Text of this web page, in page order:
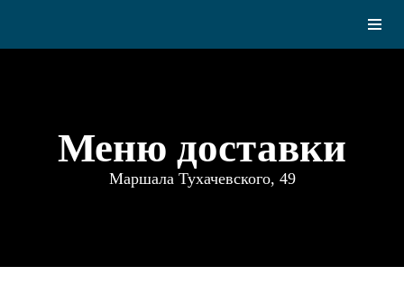
Меню доставки
Маршала Тухачевского, 49